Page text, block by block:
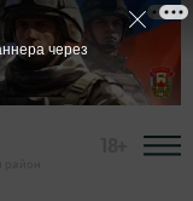
через